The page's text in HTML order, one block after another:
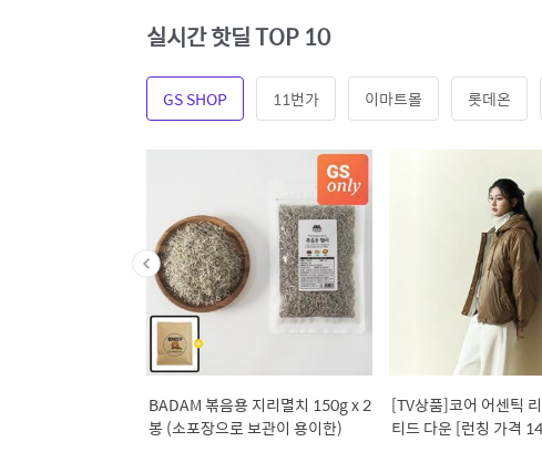
실시간 핫딜 TOP 10
GS SHOP 11번가 이마트몰 롯데온
BADAM 볶음용 지리멸치 150g x 2
봉 (소포장으로 보관이 용이한)
[TV상품]코어 어센틱
티드 다운 [런칭 가격